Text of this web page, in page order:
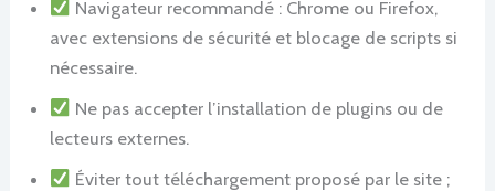
Navigateur recommandé : Chrome ou Firefox,
avec extensions de sécurité et blocage de scripts si
nécessaire.
Ne pas accepter l’installation de plugins ou de
lecteurs externes.
Éviter tout téléchargement proposé par le site ;